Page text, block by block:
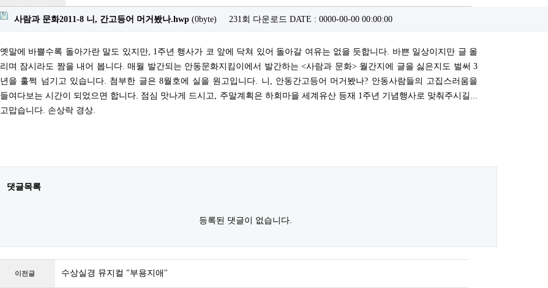
사람과 문화2011-8 니, 간고등어 머거봤나.hwp (0byte) 231회 다운로드 DATE : 0000-00-00 00:00:00
옛말에 바쁠수록 돌아가란 말도 있지만, 1주년 행사가 코 앞에 닥쳐 있어 돌아갈 여유는 없을 듯합니다. 바쁜 일상이지만 글 올
리며 잠시라도 짬을 내어 봅니다. 매월 발간되는 안동문화지킴이에서 발간하는 <사람과 문화> 월간지에 글을 싫은지도 벌써 3
년을 훌쩍 넘기고 있습니다. 첨부한 글은 8월호에 실을 원고입니다. 니, 안동간고등어 머거봤나? 안동사람들의 고집스러움을
들여다보는 시간이 되었으면 합니다. 점심 맛나게 드시고, 주말계획은 하회마을 세계유산 등재 1주년 기념행사로 맞춰주시길...
고맙습니다. 손상락 경상.
댓글목록
등록된 댓글이 없습니다.
이전글 수상실경 뮤지컬 "부용지애"